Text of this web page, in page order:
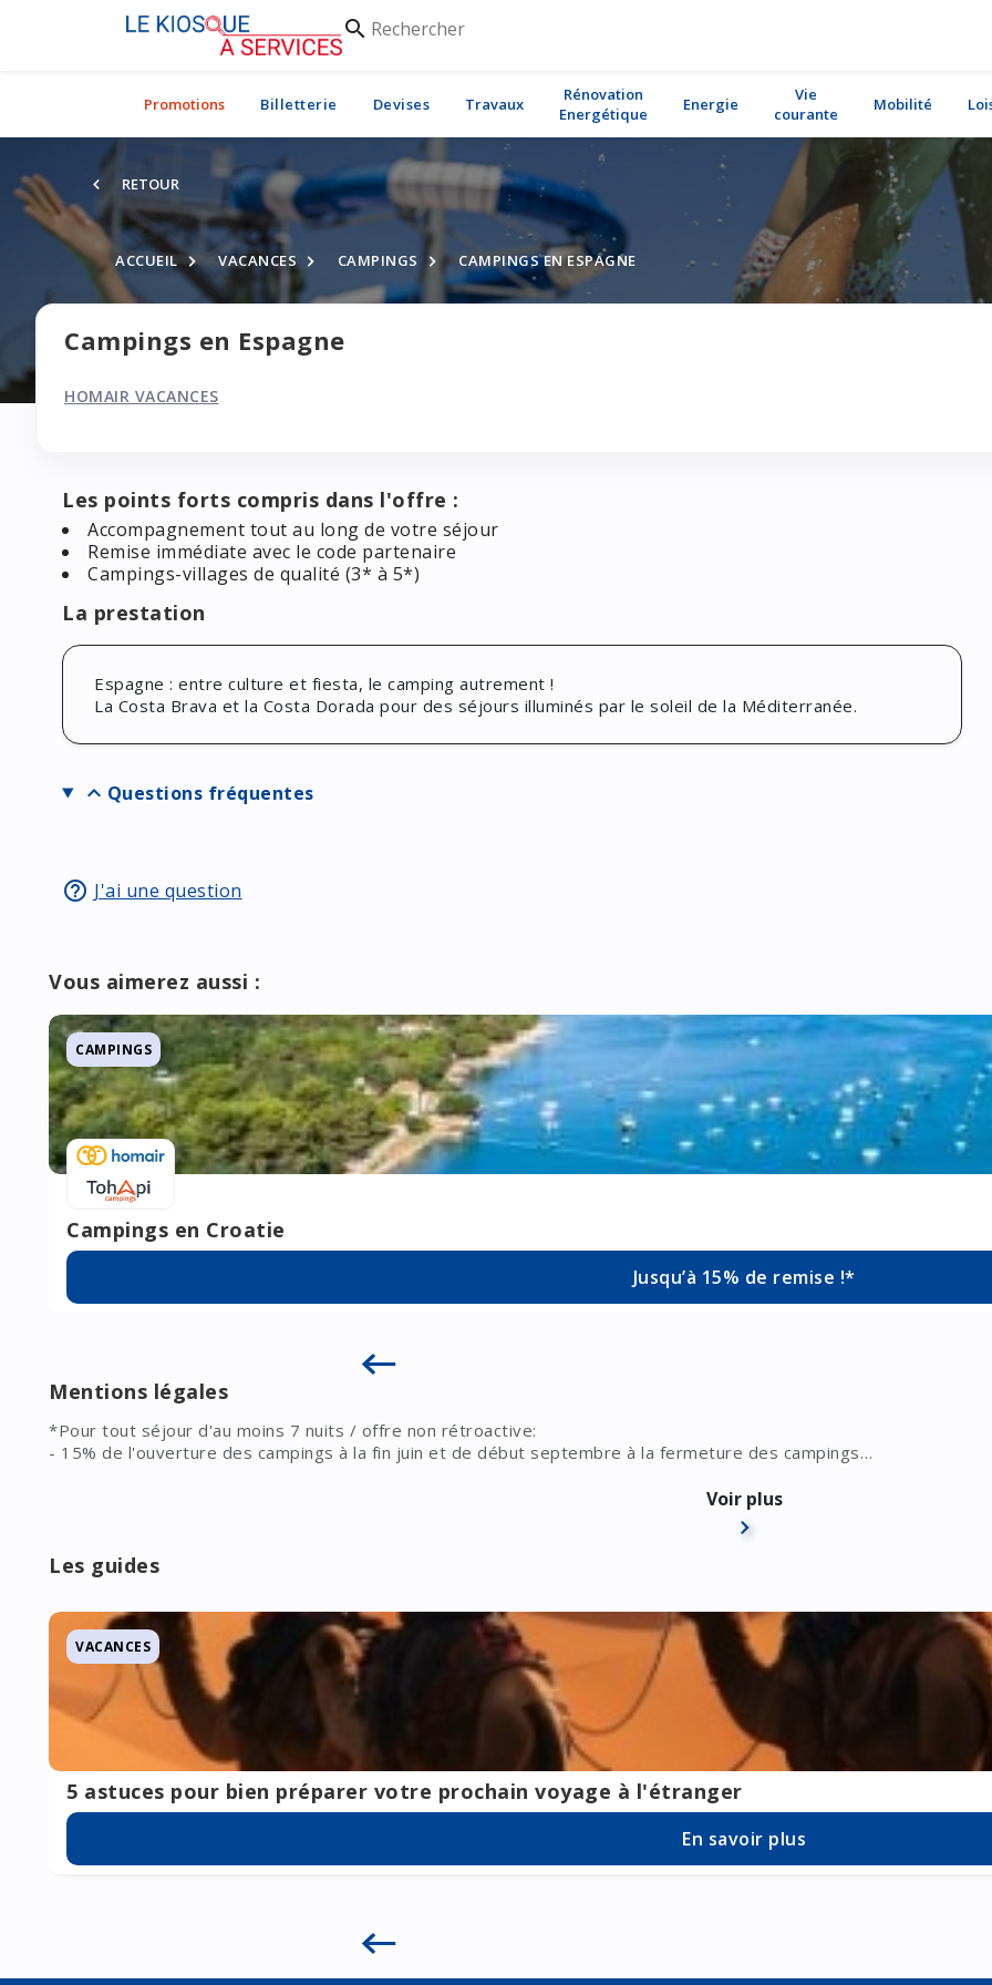
search
Rechercher
Promotions Billetterie Devises Travaux
Rénovation
Energétique
Energie
Vie
courante
Mobilité
RETOUR
ACCUEIL VACANCES CAMPINGS CAMPINGS EN ESPAGNE
Campings en Espagne
HOMAIR VACANCES
Les points forts compris dans l'offre :
Accompagnement tout au long de votre séjour
Remise immédiate avec le code partenaire
Campings-villages de qualité (3* à 5*)
La prestation
Espagne : entre culture et fiesta, le camping autrement !
La Costa Brava et la Costa Dorada pour des séjours illuminés par le soleil de la Méditerranée.
expand_more Questions fréquentes
help_outline J'ai une question
Vous aimerez aussi :
CAMPINGS
Campings en Croatie
Jusqu’à 15% de remise !*
Mentions légales
*Pour tout séjour d'au moins 7 nuits / offre non rétroactive:
- 15% de l'ouverture des campings à la fin juin et de début septembre à la fermeture des campings
Les prix applicables sont ceux directement issus des sites Internet www.homair.com et/ou des sites des
en attente de paiement (hors ventes de nos partenaires présents sur nos sites web tel que Allcamps ou Roan et
Voir plus
Les guides
VACANCES
5 astuces pour bien préparer votre prochain voyage à l'étranger
En savoir plus